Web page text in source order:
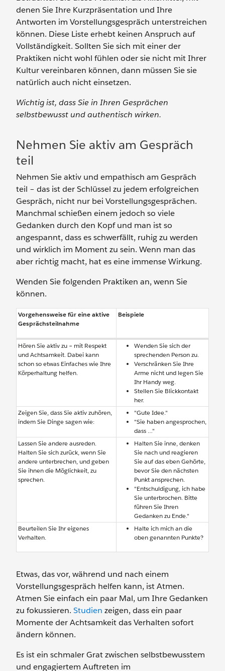
denen Sie Ihre Kurzpräsentation und Ihre
Antworten im Vorstellungsgespräch unterstreichen
können. Diese Liste erhebt keinen Anspruch auf
Vollständigkeit. Sollten Sie sich mit einer der
Praktiken nicht wohl fühlen oder sie nicht mit Ihrer
Kultur vereinbaren können, dann müssen Sie sie
natürlich auch nicht einsetzen.
Wichtig ist, dass Sie in Ihren Gesprächen
selbstbewusst und authentisch wirken.
Nehmen Sie aktiv am Gespräch
teil
Nehmen Sie aktiv und empathisch am Gespräch
teil – das ist der Schlüssel zu jedem erfolgreichen
Gespräch, nicht nur bei Vorstellungsgesprächen.
Manchmal schießen einem jedoch so viele
Gedanken durch den Kopf und man ist so
angespannt, dass es schwerfällt, ruhig zu werden
und wirklich im Moment zu sein. Wenn man das
aber richtig macht, hat es eine immense Wirkung.
Wenden Sie folgenden Praktiken an, wenn Sie
können.
Vorgehensweise für eine aktive
Gesprächsteilnahme
Beispiele
Hören Sie aktiv zu – mit Respekt
und Achtsamkeit. Dabei kann
schon so etwas Einfaches wie Ihre
Körperhaltung helfen.
Wenden Sie sich der
sprechenden Person zu.
Verschränken Sie Ihre
Arme nicht und legen Sie
Ihr Handy weg.
Stellen Sie Blickkontakt
her.
Zeigen Sie, dass Sie aktiv zuhören,
indem Sie Dinge sagen wie:
"Gute Idee."
"Sie haben angesprochen,
dass …"
Lassen Sie andere ausreden.
Halten Sie sich zurück, wenn Sie
andere unterbrechen, und geben
Sie ihnen die Möglichkeit, zu
sprechen.
Halten Sie inne, denken
Sie nach und reagieren
Sie auf das eben Gehörte,
bevor Sie den nächsten
Punkt ansprechen.
"Entschuldigung, ich habe
Sie unterbrochen. Bitte
führen Sie Ihren
Gedanken zu Ende."
Beurteilen Sie Ihr eigenes
Verhalten.
Halte ich mich an die
oben genannten Punkte?
Etwas, das vor, während und nach einem
Vorstellungsgespräch helfen kann, ist Atmen.
Atmen Sie einfach ein paar Mal, um Ihre Gedanken
zu fokussieren. Studien zeigen, dass ein paar
Momente der Achtsamkeit das Verhalten sofort
ändern können.
Es ist ein schmaler Grat zwischen selbstbewusstem
und engagiertem Auftreten im